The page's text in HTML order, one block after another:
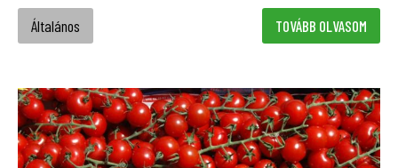
Általános TOVÁBB OLVASOM